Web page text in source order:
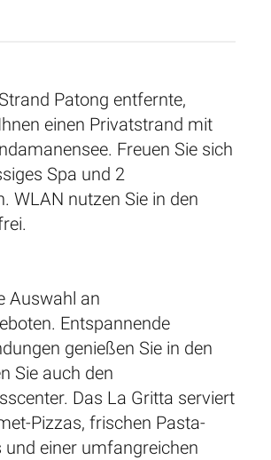
Patong entfernte,
einen Privatstrand mit
Freuen Sie sich
Spa und 2
WLAN nutzen Sie in den
Auswahl an
Entspannende
genießen Sie in den
Sie auch den
Das La Gritta serviert
Pizzas, frischen Pasta-
und einer umfangreichen